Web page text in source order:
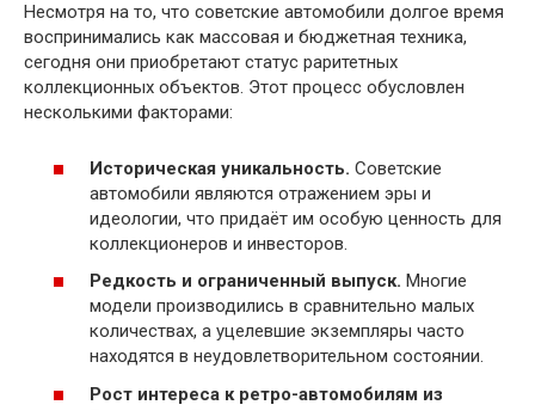
Несмотря на то, что советские автомобили долгое время
воспринимались как массовая и бюджетная техника,
сегодня они приобретают статус раритетных
коллекционных объектов. Этот процесс обусловлен
несколькими факторами:
Историческая уникальность. Советские
автомобили являются отражением эры и
идеологии, что придаёт им особую ценность для
коллекционеров и инвесторов.
Редкость и ограниченный выпуск. Многие
модели производились в сравнительно малых
количествах, а уцелевшие экземпляры часто
находятся в неудовлетворительном состоянии.
Рост интереса к ретро-автомобилям из